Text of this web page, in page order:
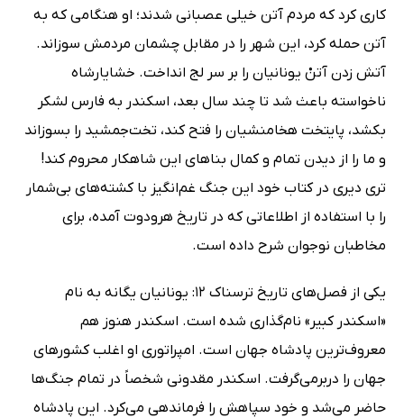
کاری کرد که مردم آتن خیلی عصبانی شدند؛ او هنگامی که به
آتن حمله کرد، این شهر را در مقابل چشمان مردمش سوزاند.
آتش زدن آتنْ یونانیان را بر سر لج انداخت. خشایارشاه
ناخواسته باعث شد تا چند سال بعد، اسکندر به فارس لشکر
بکشد، پایتخت هخامنشیان را فتح کند، تخت‌جمشید را بسوزاند
و ما را از دیدن تمام و کمال بناهای این شاهکار محروم کند!
تری دیری در کتاب خود این جنگ غم‌انگیز با کشته‌های بی‌شمار
را با استفاده از اطلاعاتی که در تاریخ هرودوت آمده، برای
مخاطبان نوجوان شرح داده است.
یکی از فصل‌های تاریخ ترسناک 12: یونانیان یگانه به نام
«اسکندر کبیر» نام‌گذاری شده است. اسکندر هنوز هم
معروف‌ترین پادشاه جهان است. امپراتوری او اغلب کشورهای
جهان را دربرمی‌گرفت. اسکندر مقدونی شخصاً در تمام جنگ‌ها
حاضر می‌شد و خود سپاهش را فرماندهی می‌کرد. این پادشاه